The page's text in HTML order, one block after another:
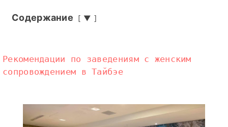
Содержание ▼
Рекомендации по заведениям с женским
сопровождением в Тайбэе